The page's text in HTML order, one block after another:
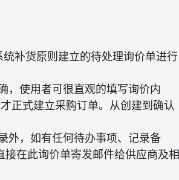
补货原则建立的待处理询价单进行
，使用者可很直观的填写询价内
正式建立采购订单。从创建到确认
外，如有任何待办事项、记录备
在此询价单寄发邮件给供应商及相